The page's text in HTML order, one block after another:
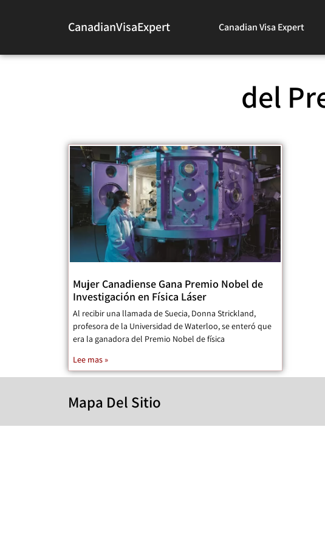
CanadianVisaExpert Canadian Visa Expert
del
Mujer Canadiense Gana Premio Nobel de
Investigación en Física Láser
Al recibir una llamada de Suecia, Donna Strickland,
profesora de la Universidad de Waterloo, se enteró que
era la ganadora del Premio Nobel de física
Lee mas »
Mapa Del Sitio